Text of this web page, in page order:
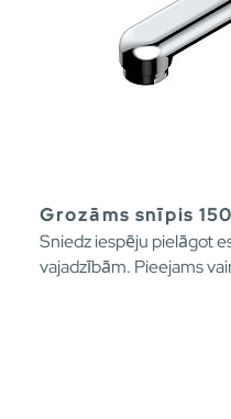
Grozāms snīpis
Sniedz iespēju pielāgot
vajadzībām. Pieejams